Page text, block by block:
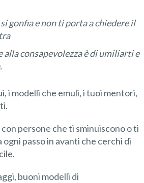
gonfia e non ti porta a chiedere il
alla consapevolezza è di umiliarti e
i modelli che emuli, i tuoi mentori,
persone che ti sminuiscono o ti
passo in avanti che cerchi di
buoni modelli di